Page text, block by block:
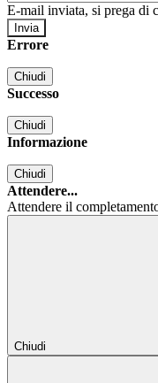
E-mail inviata, si prega di
Errore
Chiudi
Successo
Chiudi
Informazione
Chiudi
Attendere...
Attendere il
Chiudi